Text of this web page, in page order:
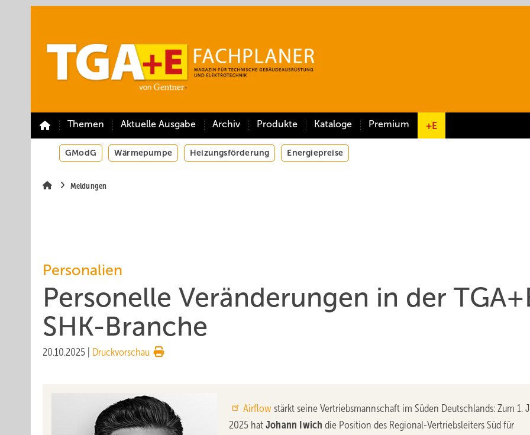
Themen Aktuelle Ausgabe Archiv Produkte Kataloge Premium +E
GModG Wärmepumpe Heizungsförderung Energiepreise
Meldungen
Personalien
Personelle Veränderungen in der
SHK-Branche
20.10.2025 Druckvorschau
Airflow stärkt seine Vertriebsmannschaft im Süden Deutschlands: Zum 1.
2025 hat Johann Iwich die Position des Regional-Vertriebsleiters Süd für